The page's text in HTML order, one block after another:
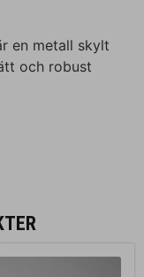
en metall skylt
och robust